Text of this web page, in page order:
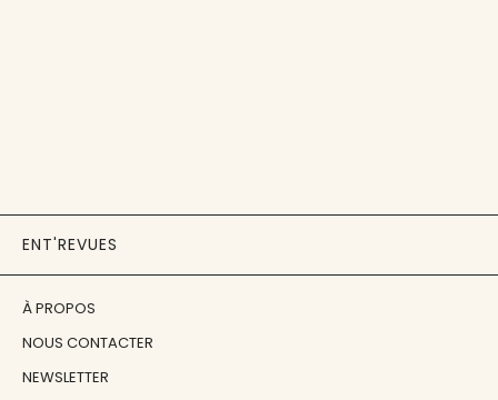
ENT'REVUES
À PROPOS
NOUS CONTACTER
NEWSLETTER